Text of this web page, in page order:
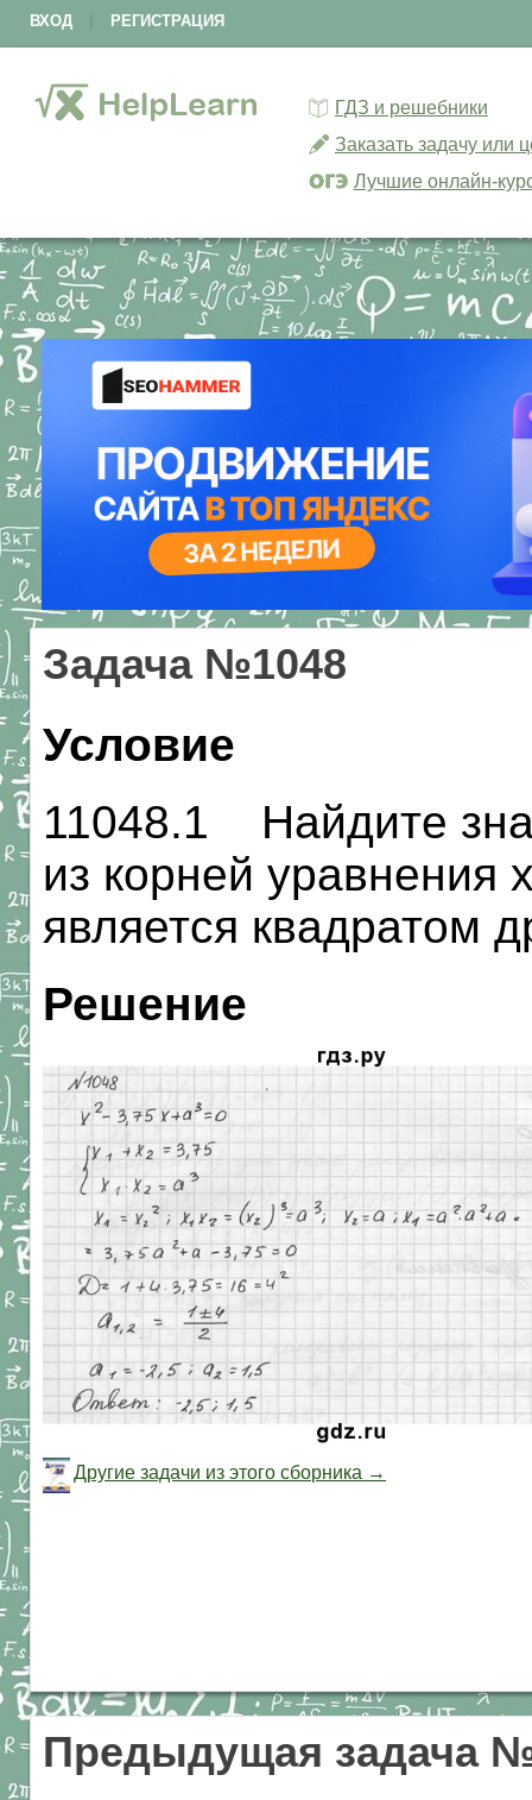
ВХОД РЕГИСТРАЦИЯ
ГДЗ и решебники
Заказать задачу или
Лучшие онлайн-
Задача №1048
Условие
11048.1 Найдите
из корней уравнения
является квадратом
Решение
Другие задачи из этого сборника →
Предыдущая задача